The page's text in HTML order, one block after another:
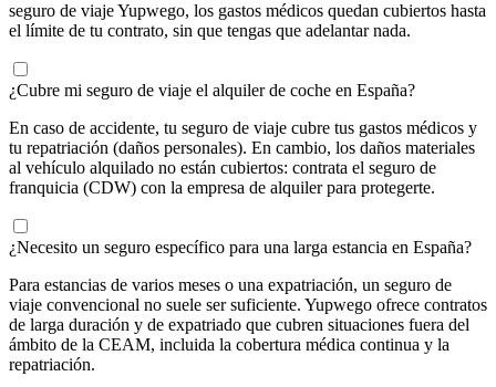
seguro de viaje Yupwego, los gastos médicos quedan cubiertos hasta
el límite de tu contrato, sin que tengas que adelantar nada.
¿Cubre mi seguro de viaje el alquiler de coche en España?
En caso de accidente, tu seguro de viaje cubre tus gastos médicos y
tu repatriación (daños personales). En cambio, los daños materiales
al vehículo alquilado no están cubiertos: contrata el seguro de
franquicia (CDW) con la empresa de alquiler para protegerte.
¿Necesito un seguro específico para una larga estancia en España?
Para estancias de varios meses o una expatriación, un seguro de
viaje convencional no suele ser suficiente. Yupwego ofrece contratos
de larga duración y de expatriado que cubren situaciones fuera del
ámbito de la CEAM, incluida la cobertura médica continua y la
repatriación.